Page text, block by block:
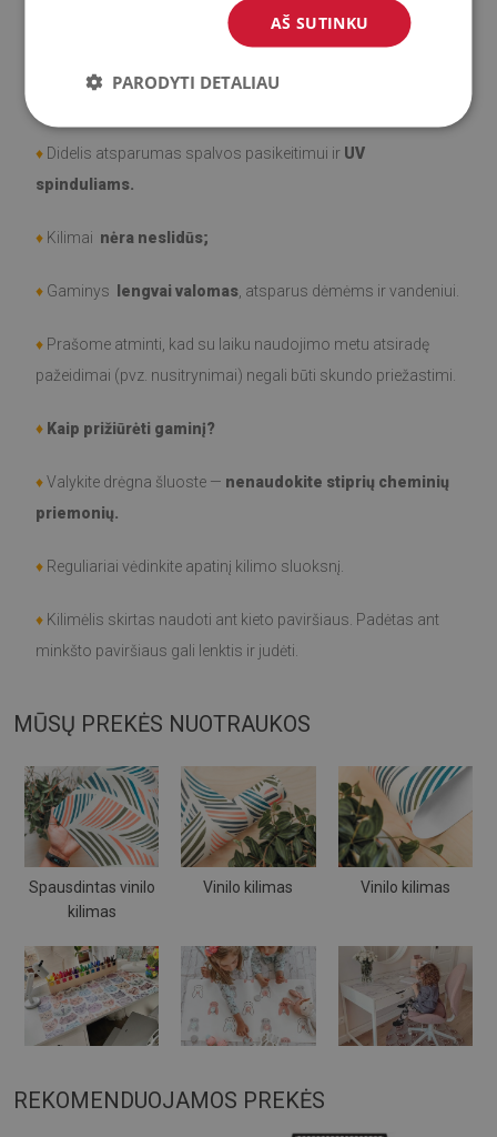
: Vinilas padengtas PES tinkleliu.
♦ Didelis atsparumas spalvos pasikeitimui ir UV
spinduliams.
♦ Kilimai nėra neslidūs;
♦ Gaminys lengvai valomas , atsparus dėmėms ir vandeniui.
♦ Prašome atminti, kad su laiku naudojimo metu atsiradę
pažeidimai (pvz. nusitrynimai) negali būti skundo priežastimi.
♦ Kaip prižiūrėti gaminį?
♦Valykite drėgna šluoste — nenaudokite stiprių cheminių
priemonių.
♦ Reguliariai vėdinkite apatinį kilimo sluoksnį.
♦ Kilimėlis skirtas naudoti ant kieto paviršiaus. Padėtas ant
minkšto paviršiaus gali lenktis ir judėti.
MŪSŲ PREKĖS NUOTRAUKOS
Spausdintas vinilo
kilimas
Vinilo kilimas Vinilo kilimas
REKOMENDUOJAMOS PREKĖS
AŠ SUTINKU
PARODYTI DETALIAU